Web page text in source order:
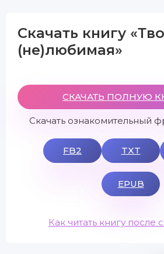
Скачать книгу
(не)любимая»
СКАЧАТЬ ПОЛНУЮ
Скачать ознакомительный
FB2 TXT
EPUB
Как читать книгу после